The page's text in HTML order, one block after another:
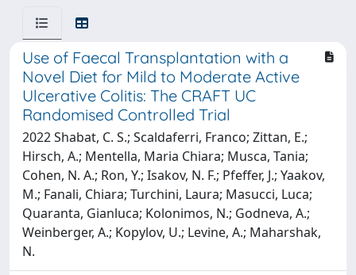
Use of Faecal Transplantation with a
Novel Diet for Mild to Moderate Active
Ulcerative Colitis: The CRAFT UC
Randomised Controlled Trial
2022 Shabat, C. S.; Scaldaferri, Franco; Zittan, E.;
Hirsch, A.; Mentella, Maria Chiara; Musca, Tania;
Cohen, N. A.; Ron, Y.; Isakov, N. F.; Pfeffer, J.; Yaakov,
M.; Fanali, Chiara; Turchini, Laura; Masucci, Luca;
Quaranta, Gianluca; Kolonimos, N.; Godneva, A.;
Weinberger, A.; Kopylov, U.; Levine, A.; Maharshak,
N.